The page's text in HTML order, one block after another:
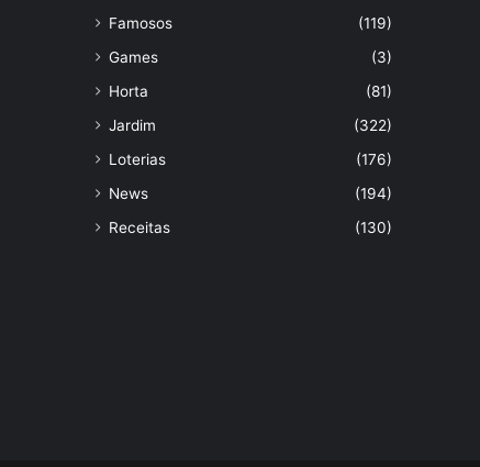
Famosos
(119)
Games
(3)
Horta
(81)
Jardim
(322)
Loterias
(176)
News
(194)
Receitas
(130)